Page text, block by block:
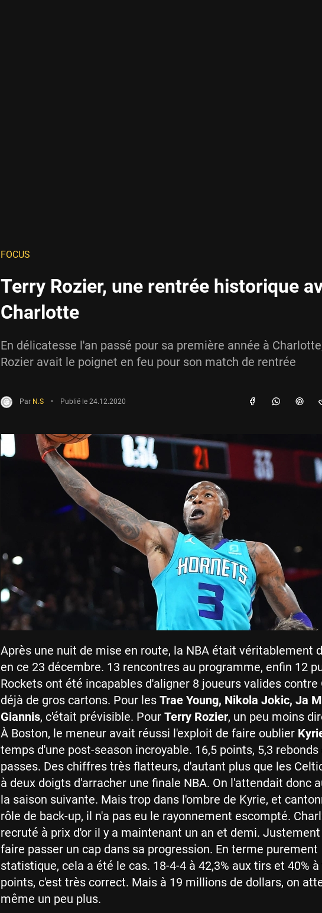
FOCUS
Terry Rozier, une rentrée historique
Charlotte
En délicatesse l'an passé pour sa première année à
Rozier avait le poignet en feu pour son match de rentrée
Par N.S • Publié le 24.12.2020
Après une nuit de mise en route, la NBA était véritablement
en ce 23 décembre. 13 rencontres au programme, enfin 12
Rockets ont été incapables d'aligner 8 joueurs valides contre
déjà de gros cartons. Pour les Trae Young, Nikola Jokic, Ja
Giannis, c'était prévisible. Pour Terry Rozier, un peu moins
À Boston, le meneur avait réussi l'exploit de faire oublier
temps d'une post-season incroyable. 16,5 points, 5,3 rebonds
passes. Des chiffres très flatteurs, d'autant plus que les
à deux doigts d'arracher une finale NBA. On l'attendait donc
la saison suivante. Mais trop dans l'ombre de Kyrie, et
rôle de back-up, il n'a pas eu le rayonnement escompté.
recruté à prix d'or il y a maintenant un an et demi.
faire passer un cap dans sa progression. En terme purement
statistique, cela a été le cas. 18-4-4 à 42,3% aux tirs et 40%
points, c'est très correct. Mais à 19 millions de dollars, on
même un peu plus.